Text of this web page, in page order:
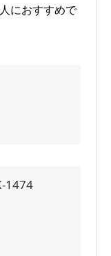
におすすめで
1474